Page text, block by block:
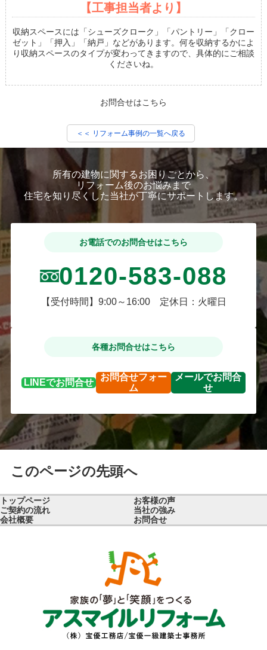
【工事担当者より】
収納スペースには「シューズクローク」「パントリー」「クロー
ゼット」「押入」「納戸」などがあります。何を収納するかによ
り収納スペースのタイプが変わってきますので、具体的にご相談
くださいね。
お問合せはこちら
＜＜ リフォーム事例の一覧へ戻る
所有の建物に関するお困りごとから、
リフォーム後のお悩みまで
住宅を知り尽くした当社が丁寧にサポートします。
お電話でのお問合せはこちら
0120-583-088
【受付時間】9:00～16:00 定休日：火曜日
各種お問合せはこちら
LINEでお問合せ
お問合せフォー
ム
メールでお問合
せ
このページの先頭へ
トップページ
お客様の声
ご契約の流れ
当社の強み
会社概要
お問合せ